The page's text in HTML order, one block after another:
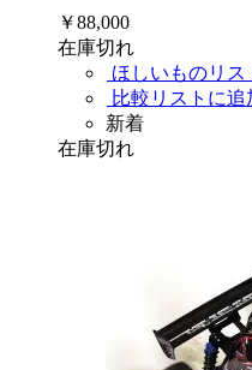
￥88,000
在庫切れ
ほしいものリス
比較リストに追
新着
在庫切れ